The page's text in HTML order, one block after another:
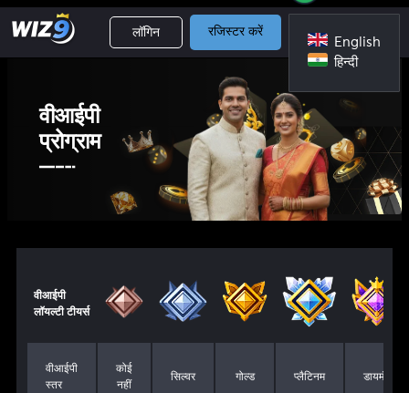
लॉगिन रजिस्टर करें
English
हिन्दी
वीआईपी
प्रोग्राम
वीआईपी
लॉयल्टी टीयर्स
वीआईपी
स्तर
कोई
नहीं
सिल्वर गोल्ड प्लैटिनम डायमंड